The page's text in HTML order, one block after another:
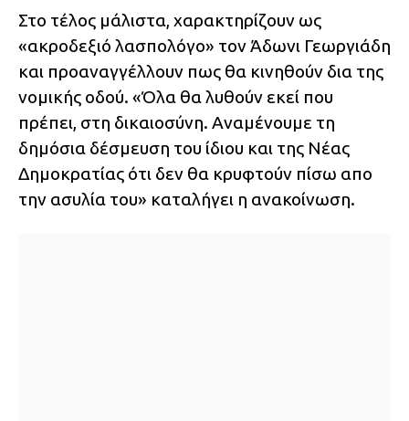
Στο τέλος μάλιστα, χαρακτηρίζουν ως
«ακροδεξιό λασπολόγο» τον Άδωνι Γεωργιάδη
και προαναγγέλλουν πως θα κινηθούν δια της
νομικής οδού. «Όλα θα λυθούν εκεί που
πρέπει, στη δικαιοσύνη. Αναμένουμε τη
δημόσια δέσμευση του ίδιου και της Νέας
Δημοκρατίας ότι δεν θα κρυφτούν πίσω απο
την ασυλία του» καταλήγει η ανακοίνωση.